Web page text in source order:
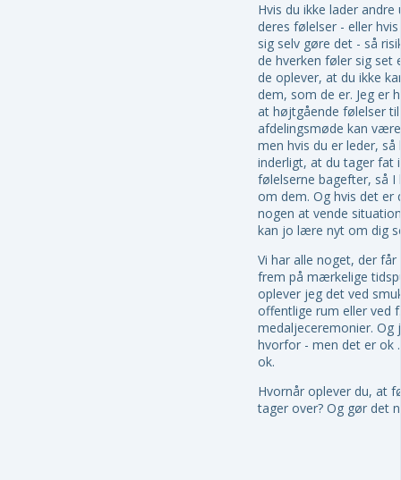
Hvis du ikke lader andre
deres følelser - eller
sig selv gøre det - så
de hverken føler sig set
de oplever, at du ikke
dem, som de er. Jeg er
at højtgående følelser
afdelingsmøde kan
men hvis du er leder, så
inderligt, at du tager fat
følelserne bagefter, så I
om dem. Og hvis det er
nogen at vende
kan jo lære nyt om dig
Vi har alle noget, der
frem på mærkelige
oplever jeg det ved
offentlige rum eller ved
medaljeceremonier. Og
hvorfor - men det er ok
ok.
Hvornår oplever du, at
tager over? Og gør det